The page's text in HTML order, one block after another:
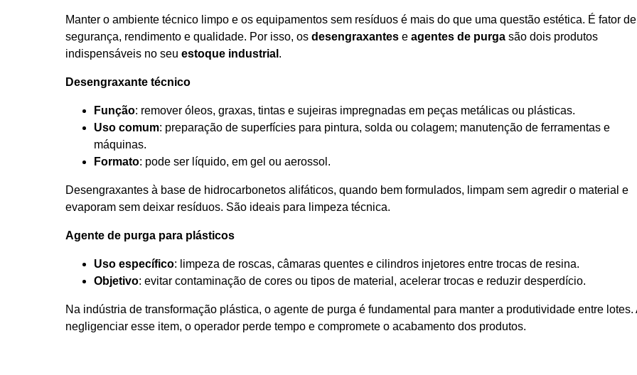
Manter o ambiente técnico limpo e os equipamentos sem resíduos é mais do que uma questão estética. É fator de
segurança, rendimento e qualidade. Por isso, os desengraxantes e agentes de purga são dois produtos
indispensáveis no seu estoque industrial .
Desengraxante técnico
Função: remover óleos, graxas, tintas e sujeiras impregnadas em peças metálicas ou plásticas.
Uso comum: preparação de superfícies para pintura, solda ou colagem; manutenção de ferramentas e
máquinas.
Formato: pode ser líquido, em gel ou aerossol.
Desengraxantes à base de hidrocarbonetos alifáticos, quando bem formulados, limpam sem agredir o material e
evaporam sem deixar resíduos. São ideais para limpeza técnica.
Agente de purga para plásticos
Uso específico: limpeza de roscas, câmaras quentes e cilindros injetores entre trocas de resina.
Objetivo: evitar contaminação de cores ou tipos de material, acelerar trocas e reduzir desperdício.
Na indústria de transformação plástica, o agente de purga é fundamental para manter a produtividade entre lotes.
negligenciar esse item, o operador perde tempo e compromete o acabamento dos produtos.